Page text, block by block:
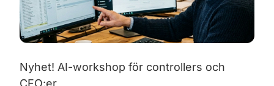
Nyhet! AI-workshop för controllers och
CFO:er